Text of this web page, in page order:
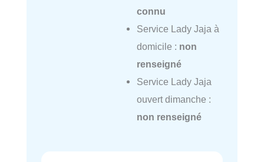
connu
Service Lady Jaja à
domicile : non
renseigné
Service Lady Jaja
ouvert dimanche :
non renseigné